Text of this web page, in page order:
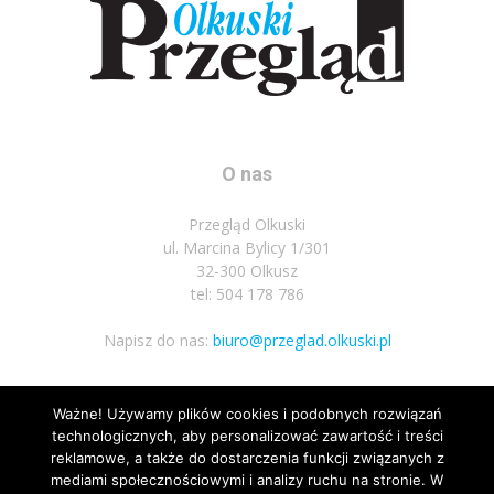
O nas
Przegląd Olkuski
ul. Marcina Bylicy 1/301
32-300 Olkusz
tel: 504 178 786
Napisz do nas: biuro@przeglad.olkuski.pl
Podążaj za nami
Ważne! Używamy plików cookies i podobnych rozwiązań
technologicznych, aby personalizować zawartość i treści
reklamowe, a także do dostarczenia funkcji związanych z
mediami społecznościowymi i analizy ruchu na stronie. W